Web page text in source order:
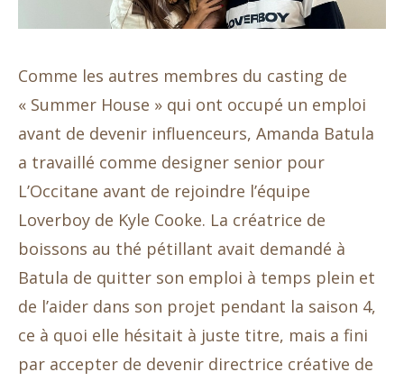
Comme les autres membres du casting de
« Summer House » qui ont occupé un emploi
avant de devenir influenceurs, Amanda Batula
a travaillé comme designer senior pour
L’Occitane avant de rejoindre l’équipe
Loverboy de Kyle Cooke. La créatrice de
boissons au thé pétillant avait demandé à
Batula de quitter son emploi à temps plein et
de l’aider dans son projet pendant la saison 4,
ce à quoi elle hésitait à juste titre, mais a fini
par accepter de devenir directrice créative de